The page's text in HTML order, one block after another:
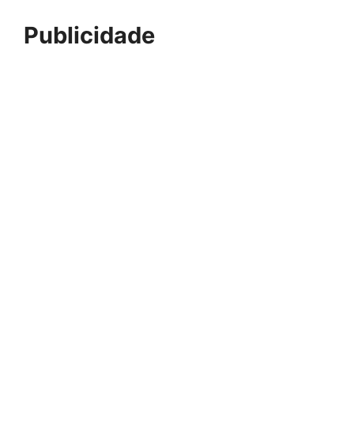
Publicidade